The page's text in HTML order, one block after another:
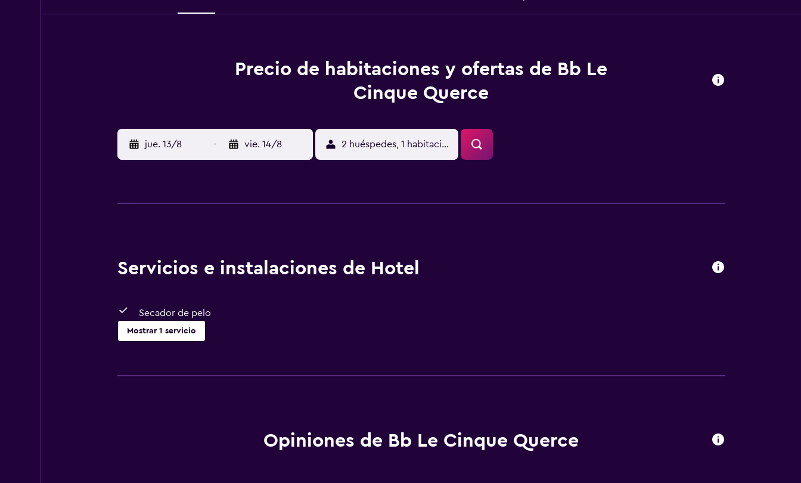
Precio de habitaciones y ofertas de Bb Le
Cinque Querce
jue. 13/8 - vie. 14/8 2 huéspedes, 1 habitación
Servicios e instalaciones de Hotel
Secador de pelo
Mostrar 1 servicio
Secador de pelo
Opiniones de Bb Le Cinque Querce